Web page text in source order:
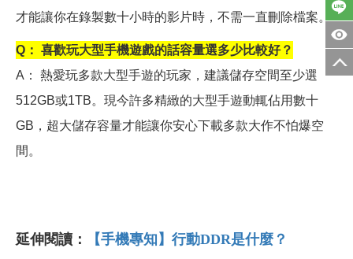
才能讓你在錄製數十小時的影片時，不需一直刪除檔案。
Q ： 喜歡玩大型手機遊戲的話容量選多少比較好？
A ： 熱愛玩多款大型手遊的玩家，建議儲存空間至少選
512GB或1TB。現今許多精緻的大型手遊動輒佔用數十
GB，超大儲存容量才能讓你安心下載多款大作不怕爆空
間。
延伸閱讀：
【手機專知】行動DDR是什麼？